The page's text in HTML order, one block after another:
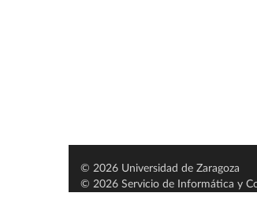
© 2026 Universidad de Zaragoza
© 2026 Servicio de Informática y